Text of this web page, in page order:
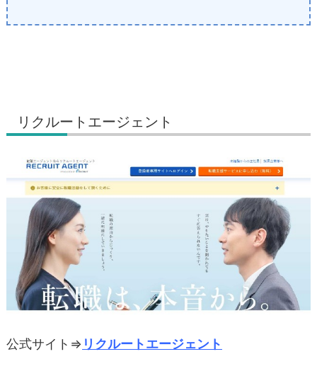
リクルートエージェント
公式サイト⇒ リクルートエージェント